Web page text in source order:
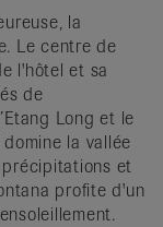
la
Le centre de
l'hôtel et sa
de
Long et le
la vallée
et
profite d'un